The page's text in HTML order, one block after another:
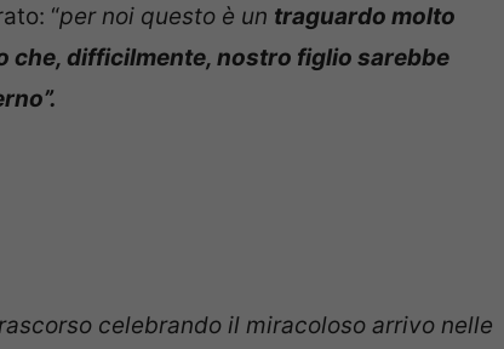
“per noi questo è un traguardo molto
che, difficilmente, nostro figlio sarebbe
celebrando il miracoloso arrivo nelle